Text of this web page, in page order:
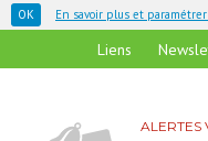
En savoir plus et paramétrer
Liens
ALERTES